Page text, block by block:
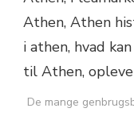
De mange